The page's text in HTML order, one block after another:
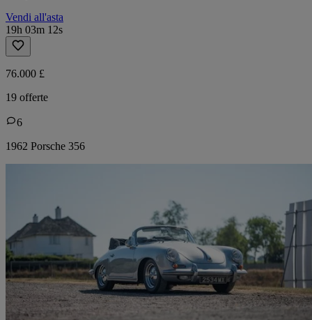
Vendi all'asta
19h 03m 12s
76.000 £
19 offerte
6
1962 Porsche 356